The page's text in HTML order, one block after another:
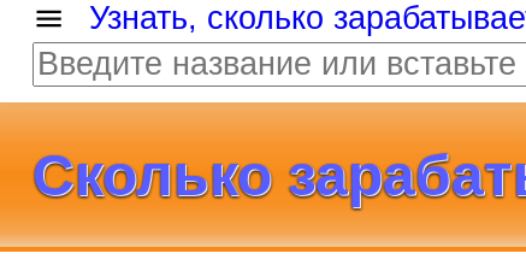
Узнать, сколько
Сколько